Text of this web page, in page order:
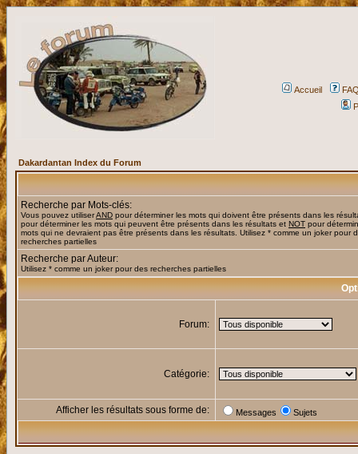
Accueil
Dakardantan Index du Forum
Recherche par Mots-clés:
Vous pouvez utiliserAND pour déterminer les mots qui doivent être présents dans les
pour déterminer les mots qui peuvent être présents dans les résultats et NOT pour
mots qui ne devraient pas être présents dans les résultats. Utilisez * comme un joker pour
recherches partielles
Recherche par Auteur:
Utilisez * comme un joker pour des recherches partielles
Forum:
Catégorie:
Afficher les résultats sous forme de: Messages Sujets